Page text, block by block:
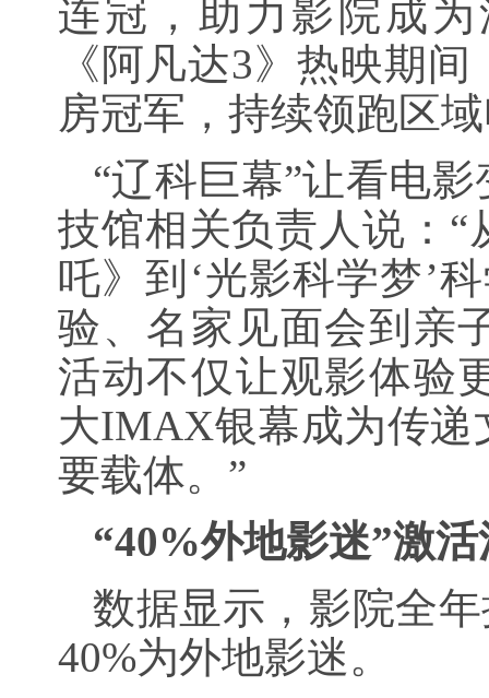
连冠，助力影院成
《阿凡达3》热映期
房冠军，持续领跑区
“辽科巨幕”让看电
技馆相关负责人说：
吒》到‘光影科学梦’
验、名家见面会到亲
活动不仅让观影体验
大IMAX银幕成为传递
要载体。”
“40%外地影迷”激
数据显示，影院全
40%为外地影迷。